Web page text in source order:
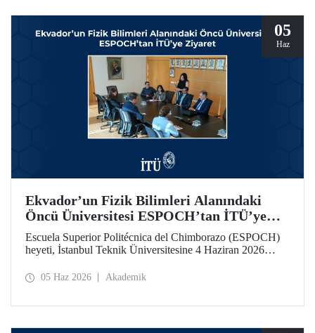
05
Haz
Ekvador’un Fizik Bilimleri Alanındaki
Öncü Üniversitesi ESPOCH’tan İTÜ’ye
Ziyaret
Escuela Superior Politécnica del Chimborazo (ESPOCH)
heyeti, İstanbul Teknik Üniversitesine 4 Haziran 2026
05 Haz 2026 Akademik